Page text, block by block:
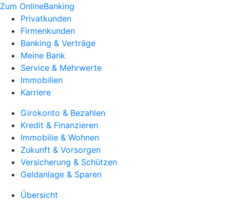
Zum OnlineBanking
Privatkunden
Firmenkunden
Banking & Verträge
Meine Bank
Service & Mehrwerte
Immobilien
Karriere
Girokonto & Bezahlen
Kredit & Finanzieren
Immobilie & Wohnen
Zukunft & Vorsorgen
Versicherung & Schützen
Geldanlage & Sparen
Übersicht